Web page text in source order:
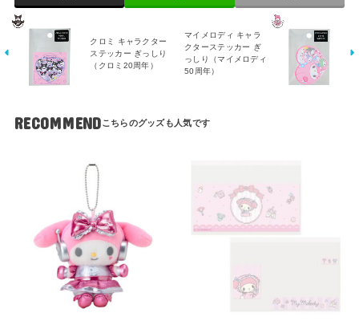
クロミ キャラクター
ステッカー ぎっしり
（クロミ20周年）
マイメロディ キャラ
クターステッカー ぎ
っしり（マイメロディ
50周年）
RECOMMEND